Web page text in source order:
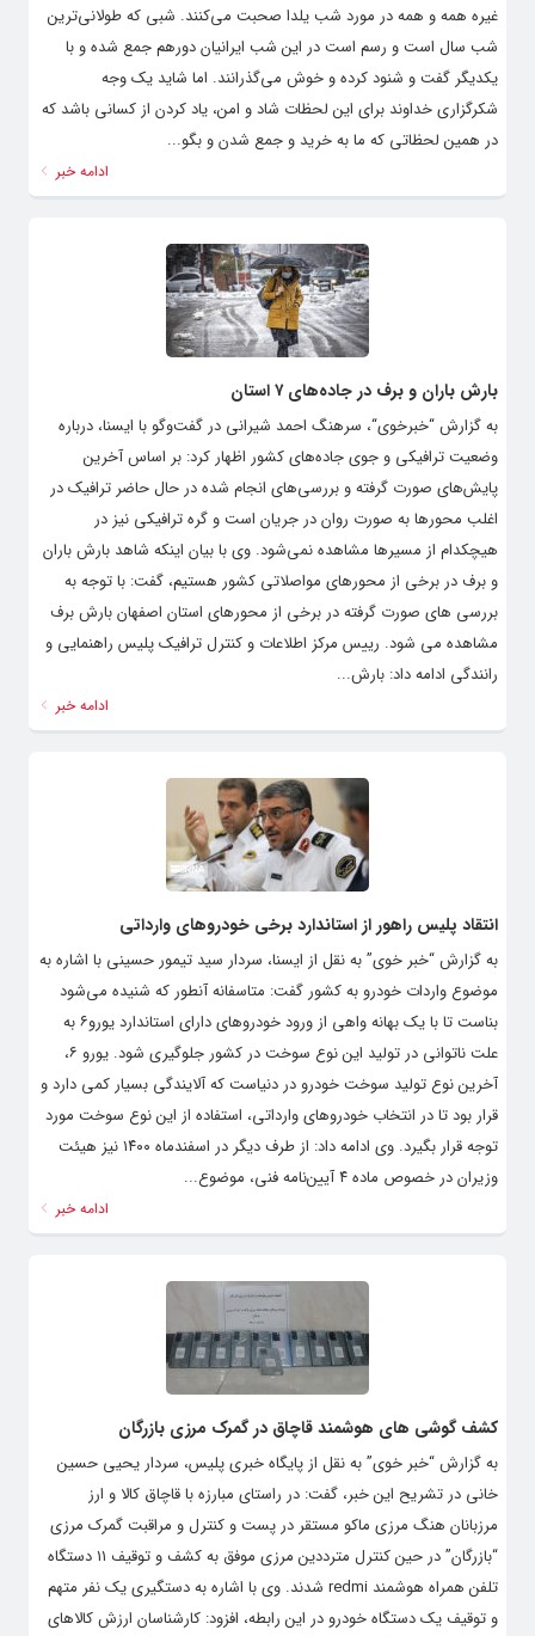
غیره همه و همه در مورد شب یلدا صحبت می‌کنند. شبی که طولانی‌ترین
شب سال است و رسم است در این شب ایرانیان دورهم جمع شده و با
یکدیگر گفت و شنود کرده و خوش می‌گذرانند. اما شاید یک وجه
شکرگزاری خداوند برای این لحظات شاد و امن، یاد کردن از کسانی باشد که
در همین لحظاتی که ما به خرید و جمع شدن و بگو...
ادامه خبر
بارش باران و برف در جاده‌های ٧ استان
به گزارش “خبرخوی“، سرهنگ احمد شیرانی در گفت‌وگو با ایسنا، درباره
وضعیت ترافیکی و جوی جاده‌های کشور اظهار کرد: بر اساس آخرین
پایش‌های صورت گرفته و بررسی‌های انجام شده در حال حاضر ترافیک در
اغلب محورها به صورت روان در جریان است و گره ترافیکی نیز در
هیچکدام از مسیرها مشاهده نمی‌شود. وی با بیان اینکه شاهد بارش باران
و برف در برخی از محورهای مواصلاتی کشور هستیم، گفت: با توجه به
بررسی های صورت گرفته در برخی از محورهای استان اصفهان بارش برف
مشاهده می شود. رییس مرکز اطلاعات و کنترل ترافیک پلیس راهنمایی و
رانندگی ادامه داد: بارش...
ادامه خبر
انتقاد پلیس راهور از استاندارد برخی خودروهای وارداتی
به گزارش “خبر خوی” به نقل از ایسنا، سردار سید تیمور حسینی با اشاره به
موضوع واردات خودرو به کشور گفت: متاسفانه آنطور که شنیده می‌شود
بناست تا با یک بهانه واهی از ورود خودروهای دارای استاندارد یورو۶ به
علت ناتوانی در تولید این نوع سوخت در کشور جلوگیری شود. یورو ۶،
آخرین نوع تولید سوخت خودرو در دنیاست که آلایندگی بسیار کمی دارد و
قرار بود تا در انتخاب خودروهای وارداتی، استفاده از این نوع سوخت مورد
توجه قرار بگیرد. وی ادامه داد: از طرف دیگر در اسفندماه ۱۴۰۰ نیز هیئت
وزیران در خصوص ماده ۴ آیین‌نامه فنی، موضوع...
ادامه خبر
کشف گوشی های هوشمند قاچاق در گمرک مرزی بازرگان
به گزارش “خبر خوی” به نقل از پایگاه خبری پلیس، سردار یحیی حسین
خانی در تشریح این خبر، گفت: در راستای مبارزه با قاچاق کالا و ارز
مرزبانان هنگ مرزی ماکو مستقر در پست و کنترل و مراقبت گمرک مرزی
“بازرگان” در حین کنترل مترددین مرزی موفق به کشف و توقیف ۱۱ دستگاه
تلفن همراه هوشمند redmi شدند. وی با اشاره به دستگیری یک نفر متهم
و توقیف یک دستگاه خودرو در این رابطه، افزود: کارشناسان ارزش کالاهای